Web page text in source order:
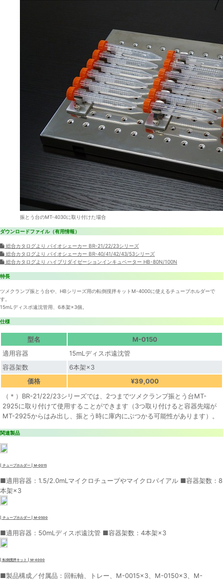
振とう台のMT-4030に取り付けた場合
ダウンロードファイル（有用情報）
総合カタログより バイオシェーカー BR-21/22/23シリーズ
総合カタログより バイオシェーカー BR-40/41/42/43/53シリーズ
総合カタログより ハイブリダイゼーションインキュベーター HB-80N/100N
特長
ツメクランプ振とう台や、HBシリーズ用の転倒撹拌キットM-4000に使えるチューブホルダーで
す。
15mLディスポ遠沈管用、6本架×3個。
仕様
型名
M-0150
適用容器
15mLディスポ遠沈管
容器架数
6本架×3
価格
¥39,000
（＊）BR-21/22/23シリーズでは、2つまでツメクランプ振とう台MT-
2925に取り付けて使用することができます（3つ取り付けると容器先端が
MT-2925からはみ出し、振とう時に庫内にぶつかる可能性があります）。
関連製品
| チューブホルダー | M-0015
■適用容器：1.5/2.0mLマイクロチューブやマイクロバイアル ■容器架数：8
本架×3
| チューブホルダー | M-0500
■適用容器：50mLディスポ遠沈管 ■容器架数：4本架×3
| 転倒撹拌キット | M-4000
■製品構成／付属品：回転軸、トレー、M-0015×3、M-0150×3、M-